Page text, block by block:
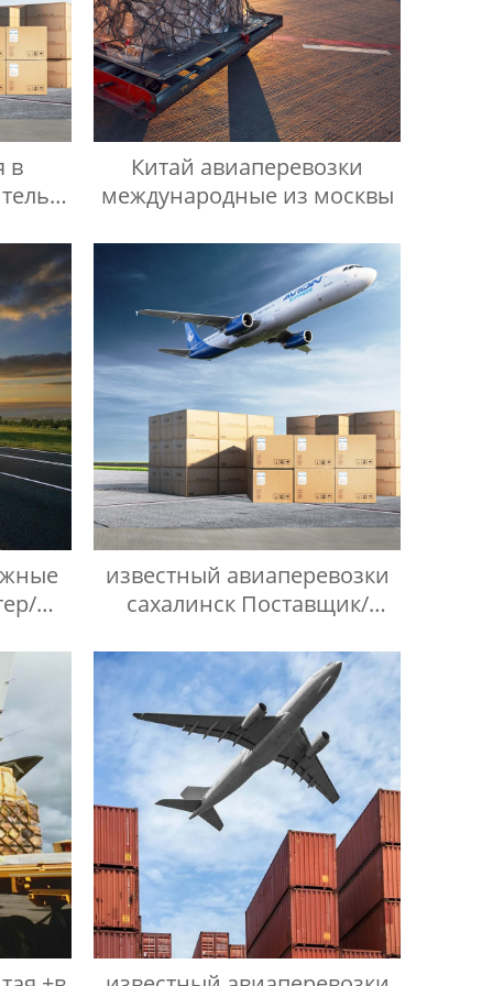
в
Китай авиаперевозки
международные из москвы
известный авиаперевозки
сахалинск Поставщик/